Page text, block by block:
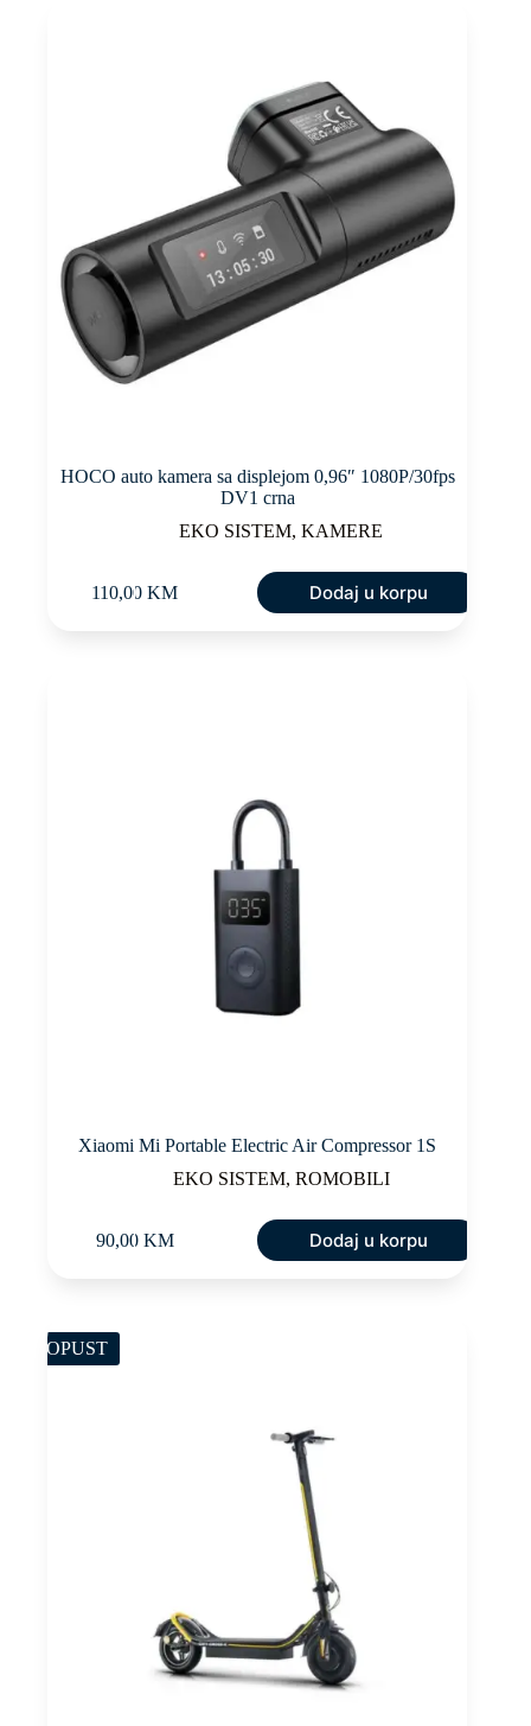
HOCO auto kamera sa displejom 0,96″ 1080P/30fps
DV1 crna
EKO SISTEM,KAMERE
110,00KM Dodaj u korpu
Xiaomi Mi Portable Electric Air Compressor 1S
EKO SISTEM, ROMOBILI
90,00 KM Dodaj u korpu
POPUST